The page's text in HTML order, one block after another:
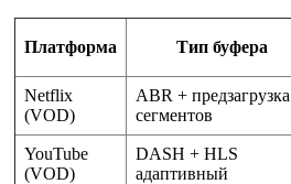
Платформа Тип буфера
Netflix
(VOD)
ABR + предзагрузка
сегментов
YouTube
(VOD)
DASH + HLS
адаптивный